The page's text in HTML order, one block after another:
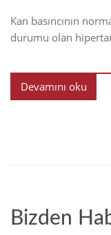
Kan basıncının
durumu olan
Devamını oku
Bizden